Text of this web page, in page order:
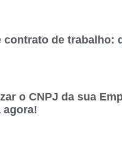
contrato de trabalho:
o CNPJ da sua
agora!